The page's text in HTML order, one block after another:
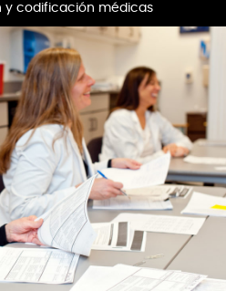
y codificación médicas